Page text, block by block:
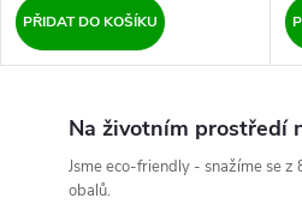
PŘIDAT DO KOŠÍKU
Na životním prostředí
Jsme eco-friendly - snažíme se
obalů.